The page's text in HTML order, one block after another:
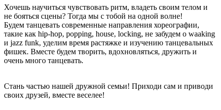
Хочешь научиться чувствовать ритм, владеть своим телом и
не бояться сцены? Тогда мы с тобой на одной волне!
Будем танцевать современные направления хореографии,
такие как hip-hop, popping, house, locking, не забудем о waaking
и jazz funk, уделим время растяжке и изучению танцевальных
фишек. Вместе будем творить, вдохновляться, дружить и
очень много танцевать.
Стань частью нашей дружной семьи! Приходи сам и приводи
своих друзей, вместе веселее!